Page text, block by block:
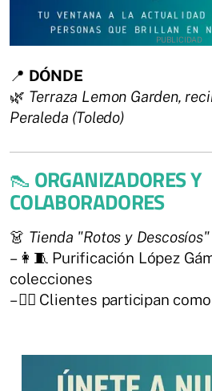
📍 DÓNDE
🌿 Terraza Lemon Garden,
Peraleda (Toledo)
👠 ORGANIZADORES Y
COLABORADORES
👗 Tienda "Rotos y Descosíos"
– 👩‍🧵 Purificación López
colecciones
– 🧍‍♀️ Clientes participan